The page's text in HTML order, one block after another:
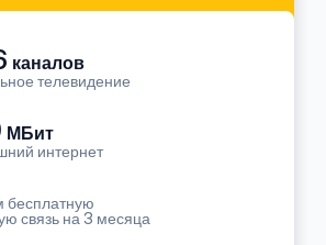
каналов
телевидение
МБит
интернет
бесплатную
связь на 3 месяца